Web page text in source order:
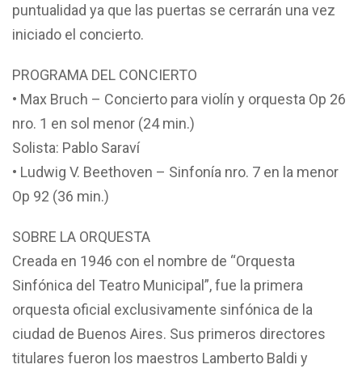
puntualidad ya que las puertas se cerrarán una vez
iniciado el concierto.
PROGRAMA DEL CONCIERTO
• Max Bruch – Concierto para violín y orquesta Op 26
nro. 1 en sol menor (24 min.)
Solista: Pablo Saraví
• Ludwig V. Beethoven – Sinfonía nro. 7 en la menor
Op 92 (36 min.)
SOBRE LA ORQUESTA
Creada en 1946 con el nombre de “Orquesta
Sinfónica del Teatro Municipal”, fue la primera
orquesta oficial exclusivamente sinfónica de la
ciudad de Buenos Aires. Sus primeros directores
titulares fueron los maestros Lamberto Baldi y